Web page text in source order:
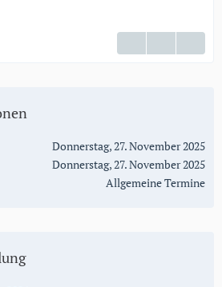
Donnerstag, 27. November 2025
Donnerstag, 27. November 2025
Allgemeine Termine